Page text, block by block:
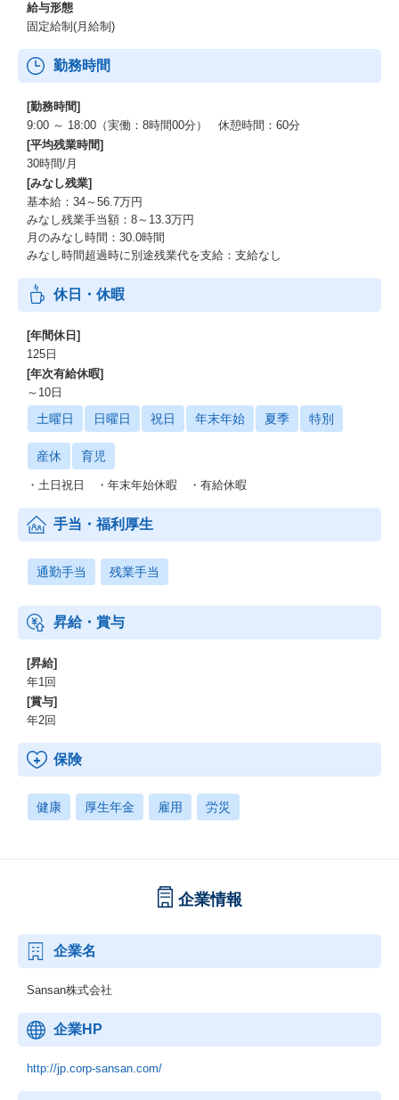
給与形態
固定給制(月給制)
勤務時間
[勤務時間]
9:00 ～ 18:00（実働：8時間00分） 休憩時間：60分
[平均残業時間]
30時間/月
[みなし残業]
基本給：34～56.7万円
みなし残業手当額：8～13.3万円
月のみなし時間：30.0時間
みなし時間超過時に別途残業代を支給：支給なし
休日・休暇
[年間休日]
125日
[年次有給休暇]
～10日
土曜日 日曜日 祝日 年末年始 夏季 特別
産休 育児
・土日祝日 ・年末年始休暇 ・有給休暇
手当・福利厚生
通勤手当 残業手当
昇給・賞与
[昇給]
年1回
[賞与]
年2回
保険
健康 厚生年金 雇用 労災
企業情報
企業名
Sansan株式会社
企業HP
http://jp.corp-sansan.com/